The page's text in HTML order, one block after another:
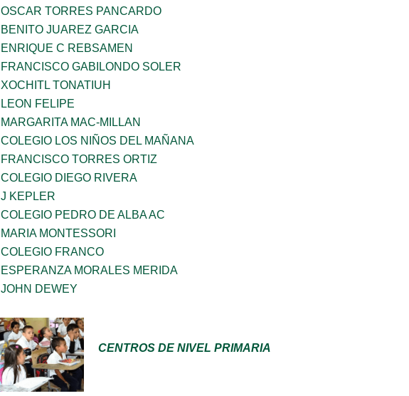
OSCAR TORRES PANCARDO
BENITO JUAREZ GARCIA
ENRIQUE C REBSAMEN
FRANCISCO GABILONDO SOLER
XOCHITL TONATIUH
LEON FELIPE
MARGARITA MAC-MILLAN
COLEGIO LOS NIÑOS DEL MAÑANA
FRANCISCO TORRES ORTIZ
COLEGIO DIEGO RIVERA
J KEPLER
COLEGIO PEDRO DE ALBA AC
MARIA MONTESSORI
COLEGIO FRANCO
ESPERANZA MORALES MERIDA
JOHN DEWEY
CENTROS DE NIVEL PRIMARIA